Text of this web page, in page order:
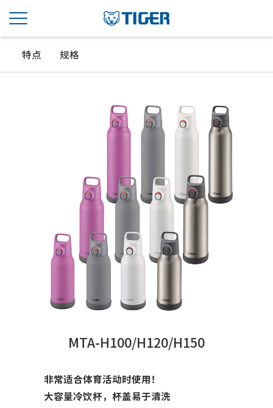
特点 规格
MTA-H100/H120/H150
非常适合体育活动时使用！
大容量冷饮杯，杯盖易于清洗